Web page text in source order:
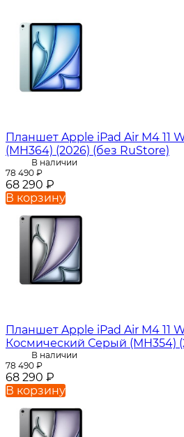
Планшет Apple iPad Air M4 11
(MH364) (2026) (без RuStore)
В наличии
78 490 ₽
68 290 ₽
В корзину
Планшет Apple iPad Air M4 11
Космический Серый (MH354)
В наличии
78 490 ₽
68 290 ₽
В корзину